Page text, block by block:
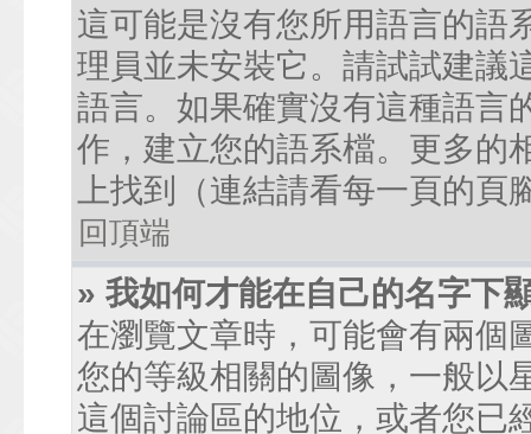
這可能是沒有您所用語言的語
理員並未安裝它。請試試建議
語言。如果確實沒有這種語言
作，建立您的語系檔。更多的
上找到（連結請看每一頁的頁
回頂端
» 我如何才能在自己的名字下
在瀏覽文章時，可能會有兩個
您的等級相關的圖像，一般以
這個討論區的地位，或者您已